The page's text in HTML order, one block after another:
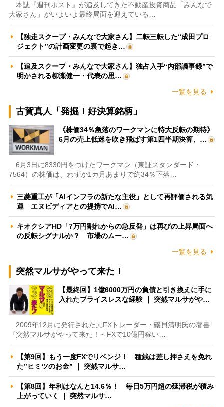
本誌『週刊ポスト』が追及してきた不動産投資商品「みんなで
大家さん」がいよいよ最終局面を迎えている…
【独走スクープ・みんなで大家さん】二転三転した“成田プロ
ジェクト”の計画変更の裏で起き…
【追及スクープ・みんなで大家さん】独占入手“内部議事録”で
明かされる柳瀬健一・代表の思…
一覧を見る
古賀真人「発掘！好決算銘柄」
《株価34％急落のワークマンに特大反転の期待》
6月の売上低迷を吹き飛ばす第1四半期決算、…
6月3日に8330円をつけたワークマン（東証スタンダード・
7564）の株価は、わずか1カ月あまりで約34％下落…
三菱重工が「AIインフラの新たな主役」として再評価される気
運 エヌビディアとの提携でAI…
キオクシアHD「7万円割れからの急反発」は再びの上昇局面へ
の反転シグナルか？ 市場のムー…
一覧を見る
突然マルサがやって来た！
【最終回】1億6000万円の負債と引き換えに手に
入れたプライスレスな経験 ｜ 突然マルサがや…
2009年12月に発行された元FXトレーダー・磯貝清明氏の著書
『突然マルサがやって来た！～FXで10億円稼い…
【第9回】もう一度FXでリベンジ！ 種銭は差し押さえを免れ
た”ヒミツのお金” ｜ 突然マルサ…
【第8回】年利はなんと14.6％！ 毎日5万円超の延滞税が積み
上がっていく ｜ 突然マルサ…